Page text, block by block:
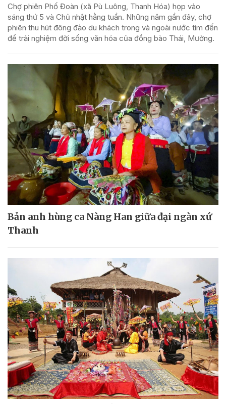
Chợ phiên Phố Đoàn (xã Pù Luông, Thanh Hóa) họp vào
sáng thứ 5 và Chủ nhật hằng tuần. Những năm gần đây, chợ
phiên thu hút đông đảo du khách trong và ngoài nước tìm đến
để trải nghiệm đời sống văn hóa của đồng bào Thái, Mường.
Bản anh hùng ca Nàng Han giữa đại ngàn xứ
Thanh